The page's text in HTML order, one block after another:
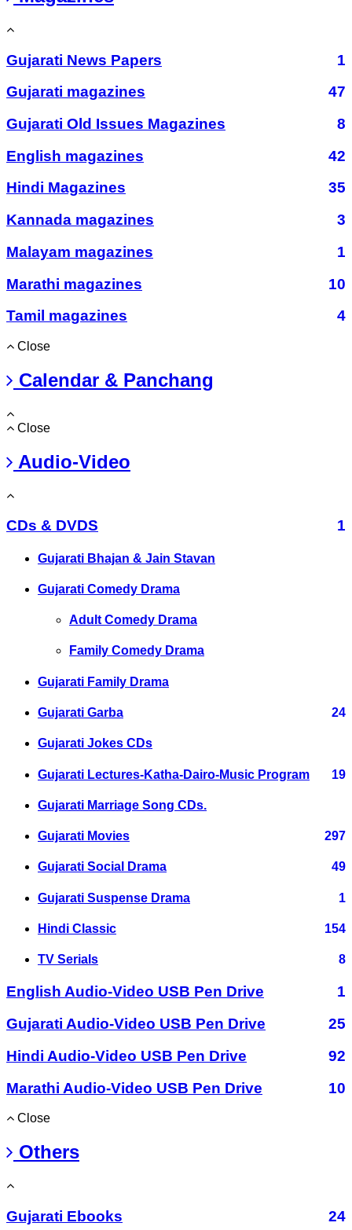
Gujarati News Papers
1
Gujarati magazines
47
Gujarati Old Issues Magazines
8
English magazines
42
Hindi Magazines
35
Kannada magazines
3
Malayam magazines
1
Marathi magazines
10
Tamil magazines
4
Close
Calendar & Panchang
Close
Audio-Video
CDs & DVDS 1
Gujarati Bhajan & Jain Stavan
Gujarati Comedy Drama
Adult Comedy Drama
Family Comedy Drama
Gujarati Family Drama
Gujarati Garba 24
Gujarati Jokes CDs
Gujarati Lectures-Katha-Dairo-Music Program 19
Gujarati Marriage Song CDs.
Gujarati Movies 297
Gujarati Social Drama 49
Gujarati Suspense Drama 1
Hindi Classic 154
TV Serials 8
English Audio-Video USB Pen Drive
1
Gujarati Audio-Video USB Pen Drive
25
Hindi Audio-Video USB Pen Drive
92
Marathi Audio-Video USB Pen Drive
10
Close
Others
Gujarati Ebooks
24